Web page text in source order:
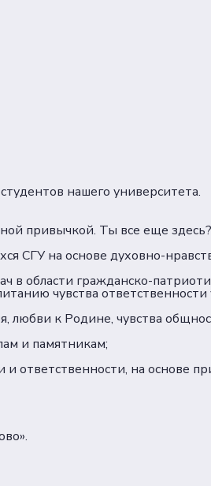
нашего университета.
привычкой. Ты все еще
СГУ на основе духовно-
области гражданско-
чувства
к Родине, чувства
и памятникам;
на основе